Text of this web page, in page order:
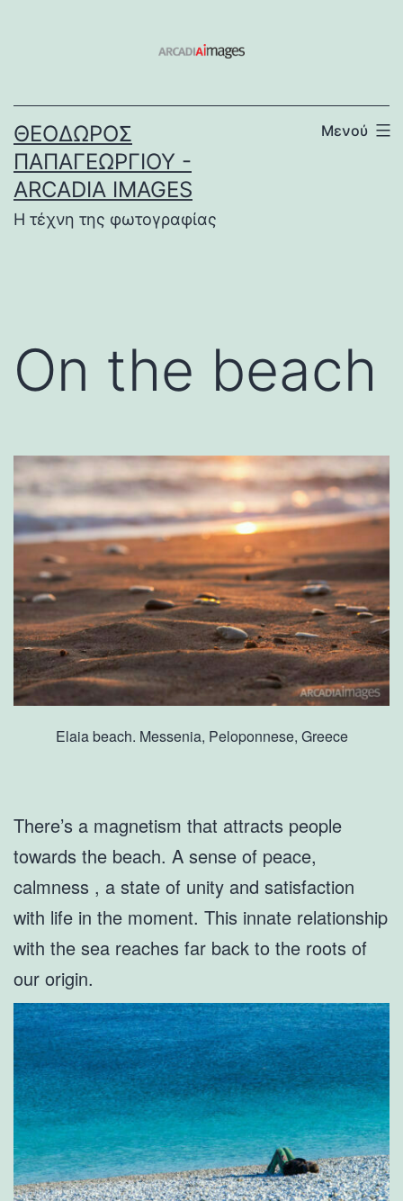
ΘΕΌΔΩΡΟΣ
ΠΑΠΑΓΕΩΡΓΊΟΥ -
ARCADIA IMAGES
Η τέχνη της φωτογραφίας
Μενού
On the beach
Elaia beach. Messenia, Peloponnese, Greece
There’s a magnetism that attracts people
towards the beach. A sense of peace,
calmness , a state of unity and satisfaction
with life in the moment. This innate relationship
with the sea reaches far back to the roots of
our origin.